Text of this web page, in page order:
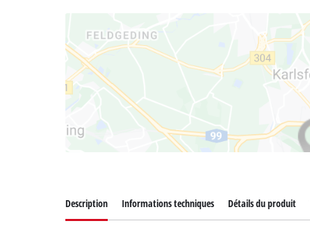
Description Informations techniques Détails du produit